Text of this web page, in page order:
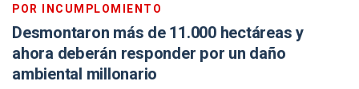
POR INCUMPLOMIENTO
Desmontaron más de 11.000 hectáreas y
ahora deberán responder por un daño
ambiental millonario